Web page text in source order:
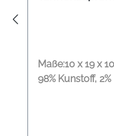
Maße:10 x 19 x
98% Kunstoff,